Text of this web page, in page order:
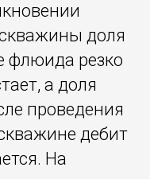
доля
флюида резко
а доля
проведения
дебит
На